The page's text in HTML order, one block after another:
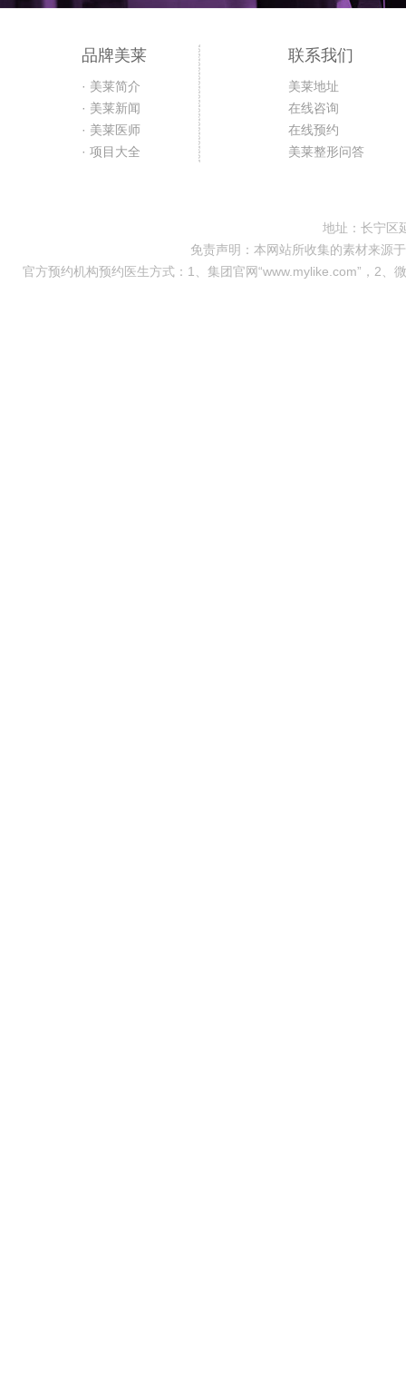
品牌美莱
· 美莱简介
· 美莱新闻
· 美莱医师
· 项目大全
联系我们
美莱地址
在线咨询
在线预约
美莱整形问答
地址：长宁区
免责声明：本网站所收集的素材来源
官方预约机构预约医生方式：1、集团官网“www.mylike.com”，2